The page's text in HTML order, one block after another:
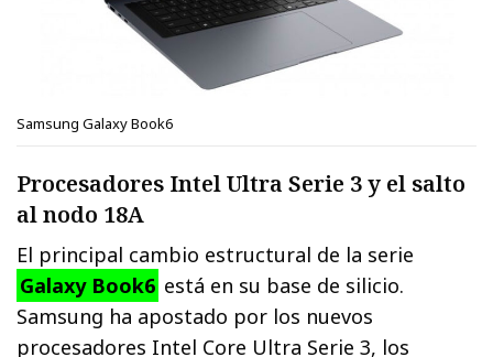
Samsung Galaxy Book6
Procesadores Intel Ultra Serie 3 y el salto
al nodo 18A
El principal cambio estructural de la serie
Galaxy Book6 está en su base de silicio.
Samsung ha apostado por los nuevos
procesadores Intel Core Ultra Serie 3, los